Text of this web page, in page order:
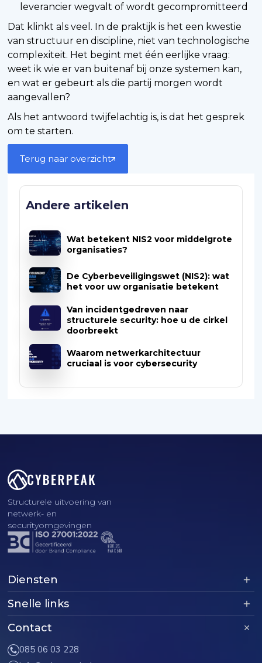
leverancier wegvalt of wordt gecompromitteerd
Dat klinkt als veel. In de praktijk is het een kwestie
van structuur en discipline, niet van technologische
complexiteit. Het begint met één eerlijke vraag:
weet ik wie er van buitenaf bij onze systemen kan,
en wat er gebeurt als die partij morgen wordt
aangevallen?
Als het antwoord twijfelachtig is, is dat het gesprek
om te starten.
Terug naar overzicht
Andere artikelen
Wat betekent NIS2 voor middelgrote
organisaties?
De Cyberbeveiligingswet (NIS2): wat
het voor uw organisatie betekent
Van incidentgedreven naar
structurele security: hoe u de cirkel
doorbreekt
Waarom netwerkarchitectuur
cruciaal is voor cybersecurity
Structurele uitvoering van
netwerk- en
securityomgevingen
Diensten
Snelle links
Contact
085 06 03 228